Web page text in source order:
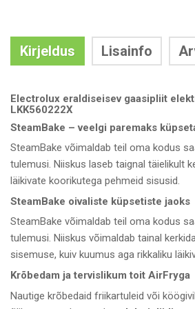
Kirjeldus Lisainfo
Electrolux eraldiseisev gaasipliit
LKK560222X
SteamBake – veelgi paremaks
SteamBake võimaldab teil oma kodus
tulemusi. Niiskus laseb taignal täielikult
läikivate koorikutega pehmeid sisusid.
SteamBake oivaliste küpsetiste jaoks
SteamBake võimaldab teil oma kodus
tulemusi. Niiskus võimaldab tainal
sisemuse, kuiv kuumus aga rikkaliku
Krõbedam ja tervislikum toit AirFryga
Nautige krõbedaid friikartuleid või